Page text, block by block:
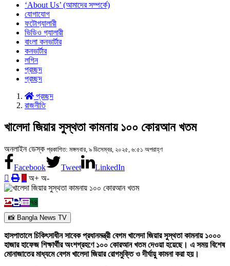
‘About Us’ (আমাদের সম্পর্কে)
যোগাযোগ
ফটোগ্যালারী
ভিডিও গ্যালারী
বাংলা কনভার্টার
কনভার্টার
লগিন
প্রচ্ছদ
প্রচ্ছদ
প্রচ্ছদ
রাজনীতি
খালেদা জিয়ার সুস্থতা কামনায় ১০০ কোরআন খতম
অনলাইন ডেস্ক প্রকাশিত: মঙ্গলবার, ৯ ডিসেম্বর, ২০২৫, ৬:৫১ অপরাহ্ণ
Facebook Tweet
LinkedIn
অ+ অ-
৭৪
📸 Bangla News TV
হাসপাতালে চিকিৎসাধীন সাবেক প্রধানমন্ত্রী বেগম খালেদা জিয়ার সুস্থতা কামনায় ১০০০
হাজার হাফেজ শিক্ষার্থীর অংশগ্রহণে ১০০ কোরআন খতম দেওয়া হয়েছে। এ সময় বিশেষ
মোনাজাতের মাধ্যমে বেগম খালেদা জিয়ার রোগমুক্তি ও দীর্ঘায়ু কামনা করা হয়।